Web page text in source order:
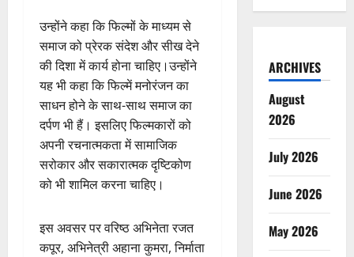
उन्होंने कहा कि फिल्मों के माध्यम से
समाज को प्रेरक संदेश और सीख देने
की दिशा में कार्य होना चाहिए।उन्होंने
यह भी कहा कि फिल्में मनोरंजन का
साधन होने के साथ-साथ समाज का
दर्पण भी हैं। इसलिए फिल्मकारों को
अपनी रचनात्मकता में सामाजिक
सरोकार और सकारात्मक दृष्टिकोण
को भी शामिल करना चाहिए।
इस अवसर पर वरिष्ठ अभिनेता रजत
कपूर, अभिनेत्री अहाना कुमरा, निर्माता
ARCHIVES
August
2026
July 2026
June 2026
May 2026